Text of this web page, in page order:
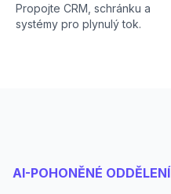
Propojte CRM, schránku a
systémy pro plynulý tok.
AI-POHONĚNÉ ODDĚLENÍ